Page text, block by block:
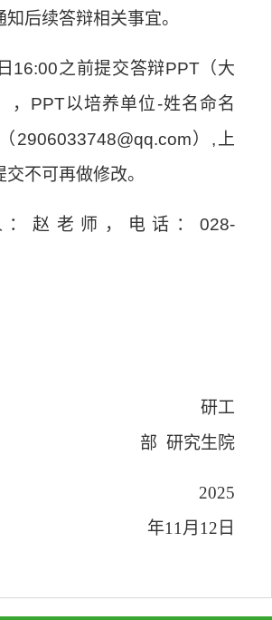
后续答辩相关事宜。
16:00之前提交答辩PPT（大
，PPT以培养单位-姓名命名
2906033748@qq.com） , 上
交不可再做修改。
：赵老师，电话：028-
研工
部 研究生院
2025
年1 1 月 12 日